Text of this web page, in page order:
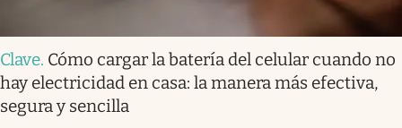
Clave. Cómo cargar la batería del celular cuando no
hay electricidad en casa: la manera más efectiva,
segura y sencilla